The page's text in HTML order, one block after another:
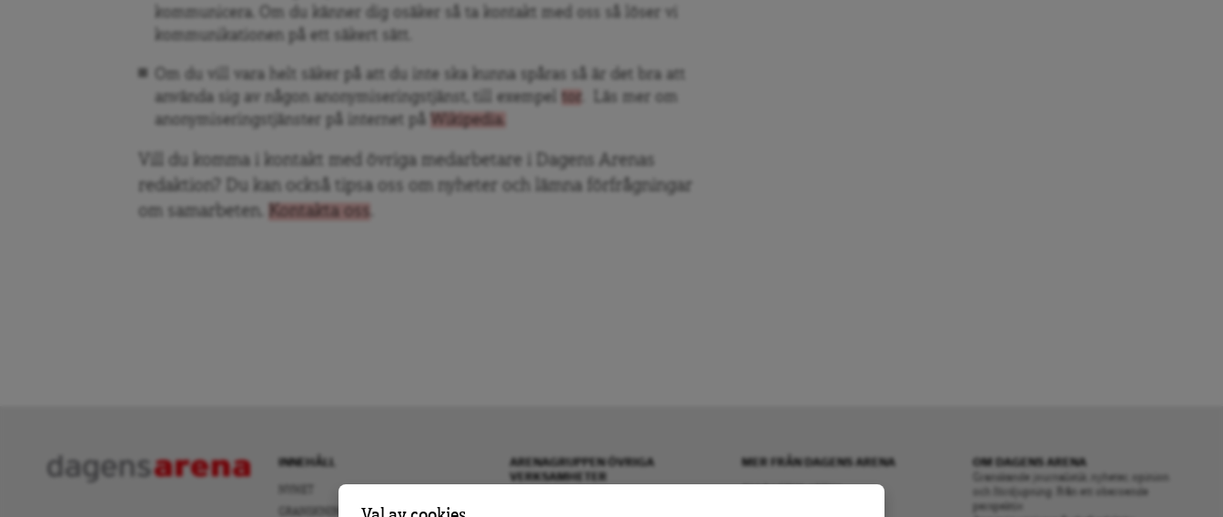
kommunicera. Om du känner dig osäker så ta kontakt med oss så löser vi
kommunikationen på ett säkert sätt.
Om du vill vara helt säker på att du inte ska kunna spåras så är det bra att
använda sig av någon anonymiseringstjänst, till exempel
tor
. Läs mer om
anonymiseringstjänster på internet på
Wikipedia
Vill du komma i kontakt med övriga medarbetare i Dagens Arenas
redaktion? Du kan också tipsa oss om nyheter och lämna förfrågningar
om samarbeten.
Kontakta oss
INNEHÅLL
ARENAGRUPPEN ÖVRIGA
VERKSAMHETER
MER FRÅN DAGENS ARENA
OM DAGENS ARENA
Granskande journalistik, nyheter, opinion
och fördjupning. Från ett oberoende
perspektiv.